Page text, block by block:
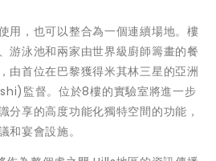
用，也可以整合為一個連續場地。樓
游泳池和兩家由世界級廚師籌畫的餐
由首位在巴黎獲得米其林三星的亞洲
監督。位於8樓的實驗室將進一步
分享的高度功能化獨特空間的功能，
和宴會設施。